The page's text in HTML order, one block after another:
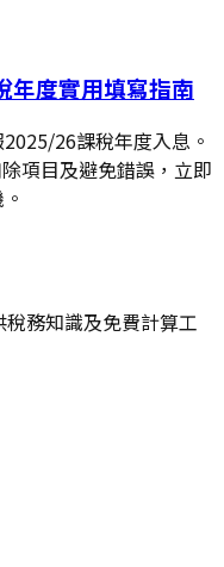
年度實用填寫指南
26課稅年度入息。
項目及避免錯誤，立即
務知識及免費計算工